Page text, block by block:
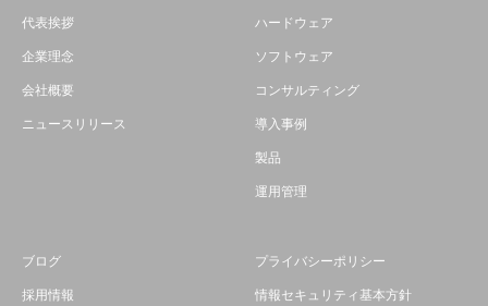
代表挨拶
企業理念
会社概要
ニュースリリース
ハードウェア
ソフトウェア
コンサルティング
導入事例
製品
運用管理
ブログ
採用情報
プライバシーポリシー
情報セキュリティ基本方針